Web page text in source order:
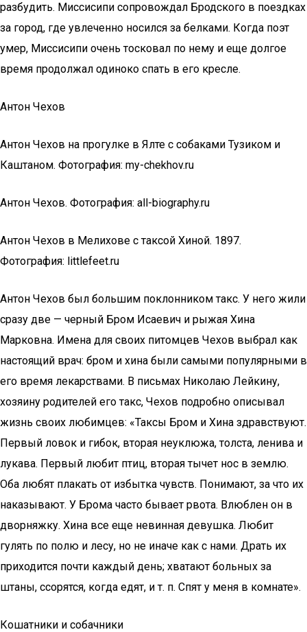
разбудить. Миссисипи сопровождал Бродского в поездках
за город, где увлеченно носился за белками. Когда поэт
умер, Миссисипи очень тосковал по нему и еще долгое
время продолжал одиноко спать в его кресле.
Антон Чехов
Антон Чехов на прогулке в Ялте с собаками Тузиком и
Каштаном. Фотография: my-chekhov.ru
Антон Чехов. Фотография: all-biography.ru
Антон Чехов в Мелихове с таксой Хиной. 1897.
Фотография: littlefeet.ru
Антон Чехов был большим поклонником такс. У него жили
сразу две — черный Бром Исаевич и рыжая Хина
Марковна. Имена для своих питомцев Чехов выбрал как
настоящий врач: бром и хина были самыми популярными в
его время лекарствами. В письмах Николаю Лейкину,
хозяину родителей его такс, Чехов подробно описывал
жизнь своих любимцев: «Таксы Бром и Хина здравствуют.
Первый ловок и гибок, вторая неуклюжа, толста, ленива и
лукава. Первый любит птиц, вторая тычет нос в землю.
Оба любят плакать от избытка чувств. Понимают, за что их
наказывают. У Брома часто бывает рвота. Влюблен он в
дворняжку. Хина все еще невинная девушка. Любит
гулять по полю и лесу, но не иначе как с нами. Драть их
приходится почти каждый день; хватают больных за
штаны, ссорятся, когда едят, и т. п. Спят у меня в комнате».
Кошатники и собачники